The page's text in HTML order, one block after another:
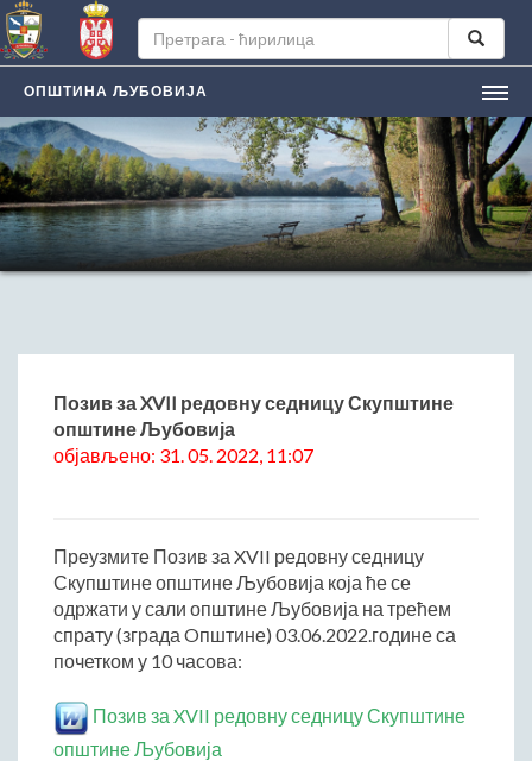
ОПШТИНА ЉУБОВИЈА
НАСЛОВНА
ЉУБОВИЈA
Лична карта града
Историјат
ЛОКАЛНА САМОУПРАВА
Председник општине
Заменик председника
Скупштина општине
Начелник Општинске управе
Састави Управних одбора и сталних радних тела
ПРИВРЕДА
Општи и просторни положај подручја општине
Развој и просторни размештај привреде
Пољопривреда
Позив за XVII редовну седницу Скупштине
општине Љубовија
објављено: 31. 05. 2022, 11:07
Преузмите Позив за XVII редовну седницу
Скупштине општине Љубовија која ће се
одржати у сали општине Љубовија на трећем
спрату (зграда Oпштине) 03.06.2022.године са
почетком у 10 часова:
Позив за XVII редовну седницу Скупштине
општине Љубовија